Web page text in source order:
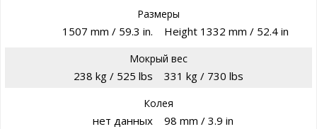
Размеры
1507 mm / 59.3 in. Height 1332 mm / 52.4 in
Мокрый вес
238 kg / 525 lbs 331 kg / 730 lbs
Колея
нет данных 98 mm / 3.9 in